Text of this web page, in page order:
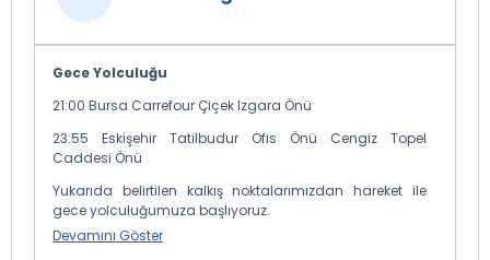
Gece Yolculuğu
21:00 Bursa Carrefour Çiçek Izgara Önü
23:55 Eskişehir Tatilbudur Ofis Önü Cengiz Topel
Caddesi Önü
Yukarıda belirtilen kalkış noktalarımızdan hareket ile
gece yolculuğumuza başlıyoruz.
Devamını Göster